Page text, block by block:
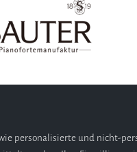
personalisierte und nicht-